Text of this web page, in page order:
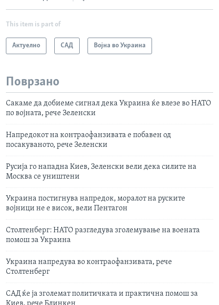
This item is part of
Актуелно САД Војна во Украина
Поврзано
Сакаме да добиеме сигнал дека Украина ќе влезе во НАТО
по војната, рече Зеленски
Напредокот на контраофанзивата е побавен од
посакуваното, рече Зеленски
Русија го нападна Киев, Зеленски вели дека силите на
Москва се уништени
Украина постигнува напредок, моралот на руските
војници не е висок, вели Пентагон
Столтенберг: НАТО разгледува зголемување на воената
помош за Украина
Украина напредува во контраофанзивата, рече
Столтенберг
САД ќе ја зголемат политичката и практична помош за